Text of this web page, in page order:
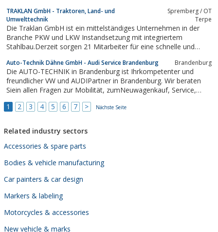
TRAKLAN GmbH - Traktoren, Land- und
Umwelttechnik
Spremberg / OT
Terpe
Die Traklan GmbH ist ein mittelständiges Unternehmen in der
Branche PKW und LKW Instandsetzung mit integriertem
Stahlbau.Derzeit sorgen 21 Mitarbeiter für eine schnelle und
1999 dem Systemanbieter" Autofit " angeschlossen und repariert
alle Typen von...
Auto-Technik Dähne GmbH - Audi Service Brandenburg Brandenburg
Die AUTO-TECHNIK in Brandenburg ist Ihrkompetenter und
freundlicher VW und AUDIPartner in Brandenburg. Wir beraten
Siein allen Fragen zur Mobilität, zumNeuwagenkauf, Service,
Leasing,Versicherung und, und, und. Sie findenuns 2x in
1 2 3 4 5 6 7 > Nächste Seite
Related industry sectors
Accessories & spare parts
Bodies & vehicle manufacturing
Car painters & car design
Markers & labeling
Motorcycles & accessories
New vehicle & marks